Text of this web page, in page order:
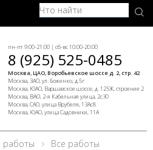
пн-пт 9:00-21:00 | сб-вс 10:00-20:00
8 (925) 525-0485
Москва, ЦАО, Воробьевское шоссе д. 2, стр. 42
Москва, ЗАО, ул. Боженко, д.5г
Москва, ЮАО, Варшавское шоссе, д. 125Ж, строение 2
Москва, ВАО, 2-я Кабельная улица, 2с30
Москва, САО, улица Врубеля, 13Ас8
Москва, ЮАО, улица Садовники, 11А
работы
Все работы